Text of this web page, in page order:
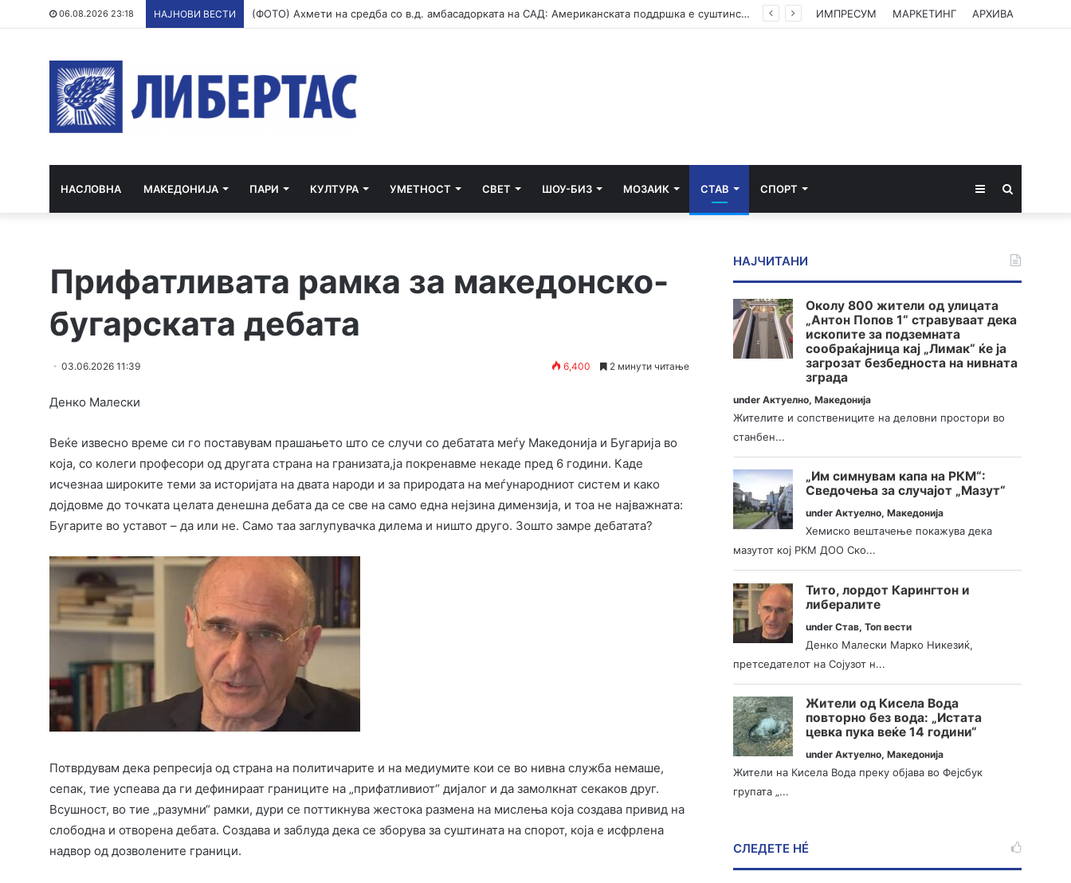
06.08.2026 23:18 НАЈНОВИ ВЕСТИ (ФОТО) Ахмети на средба со в.д. амбасадорката на САД: Американската поддршка е суштинска за зачувување на духот на Охридскиот договор ИМПРЕСУМ МАРКЕТИНГ АРХИВА
НАСЛОВНА МАКЕДОНИЈА ПАРИ КУЛТУРА УМЕТНОСТ СВЕТ ШОУ-БИЗ МОЗАИК СТАВ СПОРТ Sidebar
Прифатливата рамка за македонско-
бугарската дебата
03.06.2026 11:39 6,400 2 минути читање
Денко Малески
Веќе извесно време си го поставувам прашањето што се случи со дебатата меѓу Македонија и Бугарија во
која, со колеги професори од другата страна на гранизата,ја покренавме некаде пред 6 години. Каде
исчезнаа широките теми за историјата на двата народи и за природата на меѓународниот систем и како
дојдовме до точката целата денешна дебата да се све на само една нејзина димензија, и тоа не најважната:
Бугарите во уставот – да или не. Само таа заглупувачка дилема и ништо друго. Зошто замре дебатата?
Потврдувам дека репресија од страна на политичарите и на медиумите кои се во нивна служба немаше,
сепак, тие успеава да ги дефинираат границите на „прифатливиот“ дијалог и да замолкнат секаков друг.
Всушност, во тие „разумни“ рамки, дури се поттикнува жестока размена на мислења која создава привид на
слободна и отворена дебата. Создава и заблуда дека се зборува за суштината на спорот, која е исфрлена
надвор од дозволените граници.
НАЈЧИТАНИ
Околу 800 жители од улицата
„Антон Попов 1“ стравуваат дека
ископите за подземната
сообраќајница кај „Лимак“ ќе ја
загрозат безбедноста на нивната
зграда
underАктуелно,Македонија
Жителите и сопствениците на деловни простори во
станбен...
„Им симнувам капа на РКМ“:
Сведочења за случајот „Мазут“
underАктуелно,Македонија
Хемиско вештачење покажува дека
мазутот кој РКМ ДОО Ско...
Тито, лордот Карингтон и
либералите
underСтав,Топ вести
Денко Малески Марко Никезиќ,
претседателот на Сојузот н...
Жители од Кисела Вода
повторно без вода: „Истата
цевка пука веќе 14 години“
underАктуелно,Македонија
Жители на Кисела Вода преку објава во Фејсбук
групата „...
СЛЕДЕТЕ НÉ